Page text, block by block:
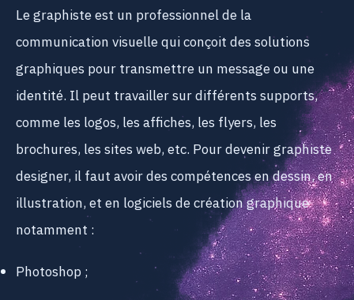
Le graphiste est un professionnel de la
communication visuelle qui conçoit des solutions
graphiques pour transmettre un message ou une
identité. Il peut travailler sur différents supports,
comme les logos, les affiches, les flyers, les
brochures, les sites web, etc. Pour devenir graphiste
designer, il faut avoir des compétences en dessin, en
illustration, et en logiciels de création graphique
notamment :
Photoshop ;